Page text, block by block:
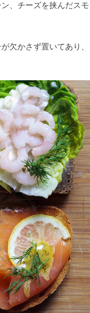
、チーズを挟んだスモ
欠かさず置いてあり、